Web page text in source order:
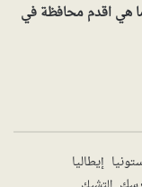
هي اقدم محافظة في
إيطاليا